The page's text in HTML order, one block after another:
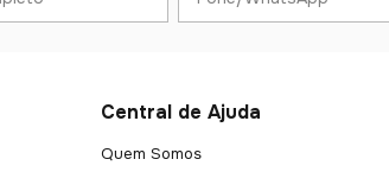
Central de Ajuda
Quem Somos